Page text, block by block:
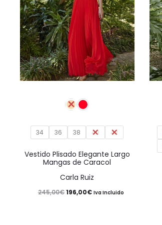
producto
múltiples
Las
opciones
se
34 36 38 40 42
Vestido Plisado Elegante Largo
Mangas de Caracol
Carla Ruiz
245,00€El
196,00€ElIva Incluido